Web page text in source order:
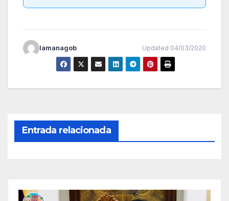
lamanagob Updated 04/03/2020
Entrada relacionada